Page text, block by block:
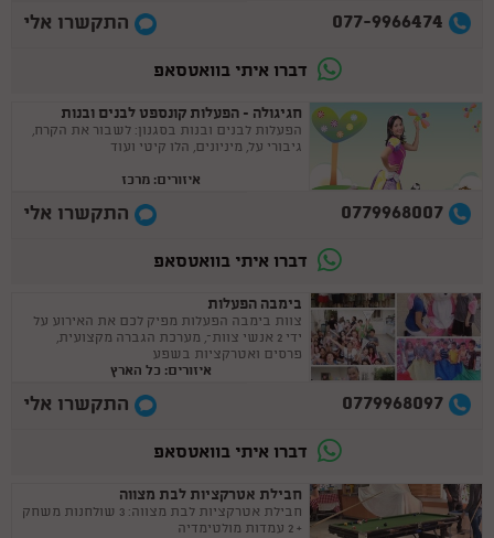
077-9966474 התקשרו אלי
דברו איתי בוואטסאפ
חגיגולה - הפעלות קונספט לבנים ובנות
הפעלות לבנים ובנות בסגנון: לשבור את הקרח,
גיבורי על, מיניונים, הלו קיטי ועוד
איזורים: מרכז
0779968007 התקשרו אלי
דברו איתי בוואטסאפ
בימבה הפעלות
צוות בימבה הפעלות מפיק לכם את האירוע על
ידי 2 אנשי צוותֿ, מערכת הגברה מקצועית,
פרסים ואטרקציות בשפע
איזורים: כל הארץ
0779968097 התקשרו אלי
דברו איתי בוואטסאפ
חבילת אטרקציות לבת מצווה
חבילת אטרקציות לבת מצווה: 3 שולחנות משחק
+ 2 עמדות מולטימדיה